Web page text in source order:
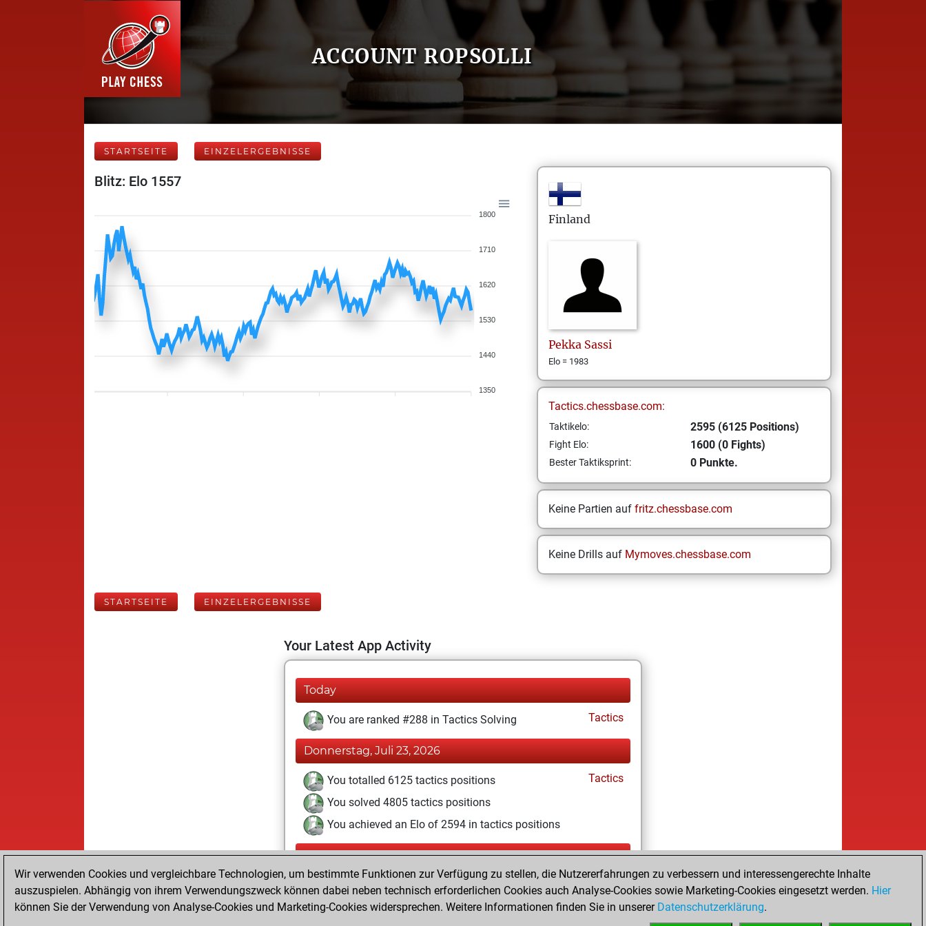
ACCOUNT ROPSOLLI
STARTSEITE EINZELERGEBNISSE
Blitz: Elo 1557
1800
1710
1620
1530
1440
1350
Finland
Pekka Sassi
Elo = 1983
Tactics.chessbase.com:
Taktikelo: 2595 (6125 Positions)
Fight Elo: 1600 (0 Fights)
Bester Taktiksprint: 0 Punkte.
Keine Partien auf fritz.chessbase.com
Keine Drills auf Mymoves.chessbase.com
STARTSEITE EINZELERGEBNISSE
Your Latest App Activity
Today
You are ranked #288 in Tactics Solving Tactics
Donnerstag, Juli 23, 2026
You totalled 6125 tactics positions
Tactics
You solved 4805 tactics positions
You achieved an Elo of 2594 in tactics positions
Freitag, Juli 10, 2026
You played 236 blitz games
Play
You scored +136 =6 -94 in blitz
Wir verwenden Cookies und vergleichbare Technologien, um bestimmte Funktionen zur Verfügung zu stellen, die Nutzererfahrungen zu verbessern und interessengerechte Inhalte
auszuspielen. Abhängig von ihrem Verwendungszweck können dabei neben technisch erforderlichen Cookies auch Analyse-Cookies sowie Marketing-Cookies eingesetzt werden. Hier
können Sie der Verwendung von Analyse-Cookies und Marketing-Cookies widersprechen. Weitere Informationen finden Sie in unserer Datenschutzerklärung.